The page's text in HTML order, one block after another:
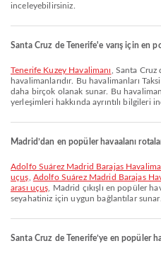
inceleyebilirsiniz.
Santa Cruz de Tenerife'e varış için en
Tenerife Kuzey Havalimanı
, Santa
havalimanlarıdır. Bu havalimanları
daha birçok olanak sunar. Bu
yerleşimleri hakkında ayrıntılı bilgileri
Madrid’dan en popüler havaalanı
Adolfo Suárez Madrid Barajas Havalimanı - Gran Canaria Havalimanı arası
uçuş Adolfo Suárez Madrid Barajas
arası uçuş , Madrid çıkışlı en popüler
seyahatiniz için uygun bağlantılar sunar.
Santa Cruz de Tenerife’ye en popüler